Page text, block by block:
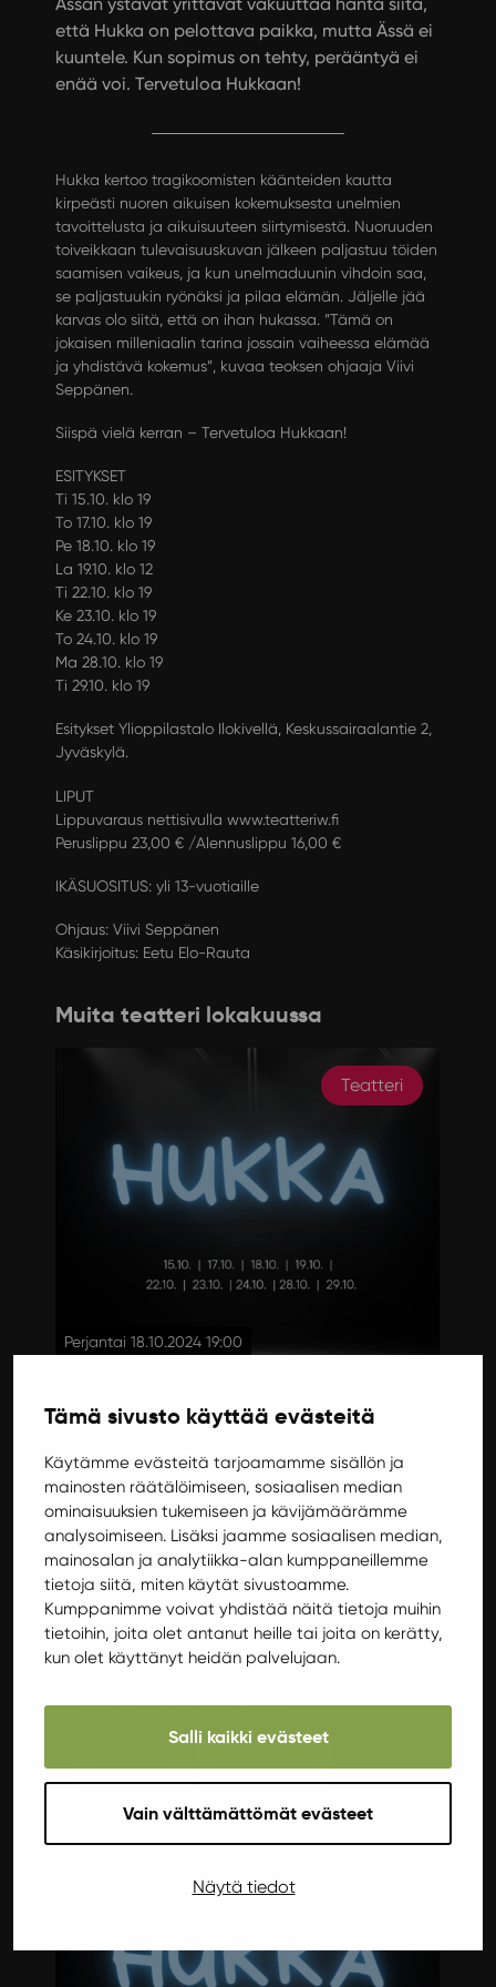
Tämä sivusto käyttää evästeitä
Käytämme evästeitä tarjoamamme sisällön ja
mainosten räätälöimiseen, sosiaalisen median
ominaisuuksien tukemiseen ja kävijämäärämme
analysoimiseen. Lisäksi jaamme sosiaalisen median,
mainosalan ja analytiikka-alan kumppaneillemme
tietoja siitä, miten käytät sivustoamme.
Kumppanimme voivat yhdistää näitä tietoja muihin
tietoihin, joita olet antanut heille tai joita on kerätty,
kun olet käyttänyt heidän palvelujaan.
Salli kaikki evästeet
Vain välttämättömät evästeet
Näytä tiedot
että Hukka on pelottava paikka, mutta Ässä ei
kuuntele. Kun sopimus on tehty, perääntyä ei
enää voi. Tervetuloa Hukkaan!
Hukka kertoo tragikoomisten käänteiden kautta
kirpeästi nuoren aikuisen kokemuksesta unelmien
tavoittelusta ja aikuisuuteen siirtymisestä. Nuoruuden
toiveikkaan tulevaisuuskuvan jälkeen paljastuu töiden
saamisen vaikeus, ja kun unelmaduunin vihdoin saa,
se paljastuukin ryönäksi ja pilaa elämän. Jäljelle jää
karvas olo siitä, että on ihan hukassa. ”Tämä on
jokaisen milleniaalin tarina jossain vaiheessa elämää
ja yhdistävä kokemus”, kuvaa teoksen ohjaaja Viivi
Seppänen.
Siispä vielä kerran – Tervetuloa Hukkaan!
ESITYKSET
Ti 15.10. klo 19
To 17.10. klo 19
Pe 18.10. klo 19
La 19.10. klo 12
Ti 22.10. klo 19
Ke 23.10. klo 19
To 24.10. klo 19
Ma 28.10. klo 19
Ti 29.10. klo 19
Esitykset Ylioppilastalo Ilokivellä, Keskussairaalantie 2,
Jyväskylä.
LIPUT
Lippuvaraus nettisivulla www.teatteriw.fi
Peruslippu 23,00 € /Alennuslippu 16,00 €
IKÄSUOSITUS: yli 13-vuotiaille
Ohjaus: Viivi Seppänen
Käsikirjoitus: Eetu Elo-Rauta
Muita teatteri lokakuussa
Teatteri
Perjantai 18.10.2024 19:00
Teatteri W:n ensimmäinen teos Hukka on
maagisrealistinen seikkailunäytelmä työstä,
unelmista ja kostosta. Töitä hakeva Ässä ei
monista yrityksistään huolimatta löydä
paikkaansa työelämästä, kunnes lopulta hänen
lauluäänensä avittaa hänet jäseneksi yhden
hengen duettoon. Kun menestyksen tie näyttää
vihdoin auenneen, kutsu ojennetaan myös
nimekkääseen keikkapaikkaan Hukkaan. Ässän
ystävät yrittävät vakuuttaa häntä siitä, että
Hukka on pelottava paikka, mutta Ässä ei
enää voi. Tervetuloa Hukkaan!
Lisätietoja Osta lippuja